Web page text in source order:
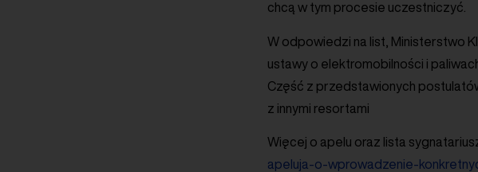
chcą w tym procesie uczestniczyć.
W odpowiedzi na list, Ministerstwo
ustawy o elektromobilności i
Część z przedstawionych
z innymi resortami
Więcej o apelu oraz lista
apeluja-o-wprowadzenie-